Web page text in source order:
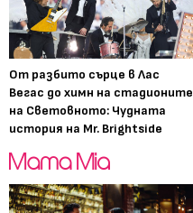
От разбито сърце в Лас
Вегас до химн на стадионите
на Световното: Чудната
история на Mr. Brightside